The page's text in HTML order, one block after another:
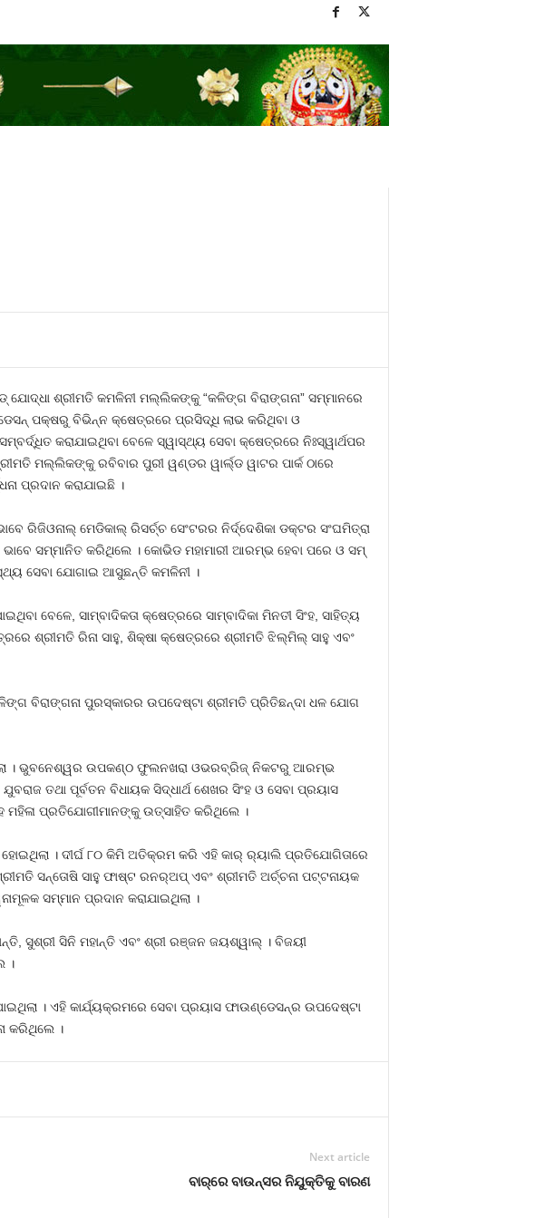
ଶ୍ରୀମତି କମଳିନୀ ମଲ୍ଲିକଙ୍କୁ “କଳିଙ୍ଗ ବିରାଙ୍ଗନା” ସମ୍ମାନରେ
ପକ୍ଷରୁ ବିଭିନ୍ନ କ୍ଷେତ୍ରରେ ପ୍ରସିଦ୍ଧି ଲାଭ କରିଥିବା ଓ
କରାଯାଇଥିବା ବେଳେ ସ୍ୱାସ୍ଥ୍ୟ ସେବା କ୍ଷେତ୍ରରେ ନିଃସ୍ୱାର୍ଥପର
ମଲ୍ଲିକଙ୍କୁ ରବିବାର ପୁରୀ ୱଣ୍ଡର ୱାର୍ଲ୍ଡ ୱାଟର ପାର୍କ ଠାରେ
ପ୍ରଦାନ କରାଯାଇଛି ।
ରିଜିଓନାଲ୍ ମେଡିକାଲ୍ ରିସର୍ଚ୍ଚ ସେଂଟରର ନିର୍ଦ୍ଦେଶିକା ଡକ୍ଟର ସଂଘମିତ୍ରା
ସମ୍ମାନିତ କରିଥିଲେ । କୋଭିଡ ମହାମାରୀ ଆରମ୍ଭ ହେବା ପରେ ଓ ସମ୍
ସେବା ଯୋଗାଇ ଆସୁଛନ୍ତି କମଳିନୀ ।
ବେଳେ, ସାମ୍ବାଦିକତା କ୍ଷେତ୍ରରେ ସାମ୍ବାଦିକା ମିନତୀ ସିଂହ, ସାହିତ୍ୟ
ଶ୍ରୀମତି ରିନା ସାହୁ, ଶିକ୍ଷା କ୍ଷେତ୍ରରେ ଶ୍ରୀମତି ଝିଲ୍‌ମିଲ୍ ସାହୁ ଏବଂ
ବିରାଙ୍ଗନା ପୁରସ୍କାରର ଉପଦେଷ୍ଟା ଶ୍ରୀମତି ପ୍ରିତିଛନ୍ଦା ଧଳ ଯୋଗ
। ଭୁବନେଶ୍ୱର ଉପକଣ୍ଠ ଫୁଲନଖରା ଓଭରବ୍ରିଜ୍ ନିକଟରୁ ଆରମ୍ଭ
ତଥା ପୂର୍ବତନ ବିଧାୟକ ସିଦ୍ଧାର୍ଥ ଶେଖର ସିଂହ ଓ ସେବା ପ୍ରୟାସ
ପ୍ରତିଯୋଗୀମାନଙ୍କୁ ଉତ୍ସାହିତ କରିଥିଲେ ।
। ଦୀର୍ଘ ୮୦ କିମି ଅତିକ୍ରମ କରି ଏହି କାର୍ ର‌୍ୟାଲି ପ୍ରତିଯୋଗିତାରେ
ସନ୍ତୋଷି ସାହୁ ଫାଷ୍ଟ ରନର୍‌ଅପ୍ ଏବଂ ଶ୍ରୀମତି ଅର୍ଚ୍ଚନା ପଟ୍ଟନାୟକ
ସମ୍ମାନ ପ୍ରଦାନ କରାଯାଇଥିଲା ।
ସୁଶ୍ରୀ ସିନି ମହାନ୍ତି ଏବଂ ଶ୍ରୀ ରଞ୍ଜନ ଜୟଶ୍ୱାଲ୍ । ବିଜୟୀ
।
। ଏହି କାର୍ଯ୍ୟକ୍ରମରେ ସେବା ପ୍ରୟାସ ଫାଉଣ୍ଡେସନ୍‌ର ଉପଦେଷ୍ଟା
କରିଥିଲେ ।
Next article
ବାର୍‌ରେ ବାଉନ୍‌ସର ନିଯୁକ୍ତିକୁ ବାରଣ